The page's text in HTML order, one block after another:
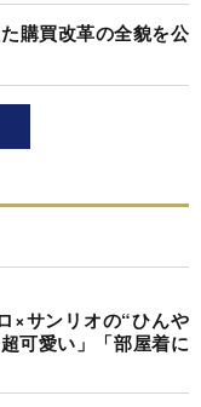
購買改革の全貌を公
×サンリオの“ひんや
可愛い」「部屋着に